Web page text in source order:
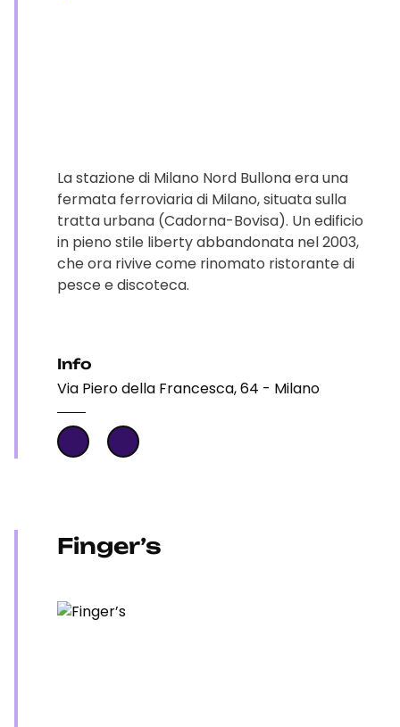
La stazione di Milano Nord Bullona era una
fermata ferroviaria di Milano, situata sulla
tratta urbana (Cadorna-Bovisa). Un edificio
in pieno stile liberty abbandonata nel 2003,
che ora rivive come rinomato ristorante di
pesce e discoteca.
Info
Via Piero della Francesca, 64 - Milano
Finger’s